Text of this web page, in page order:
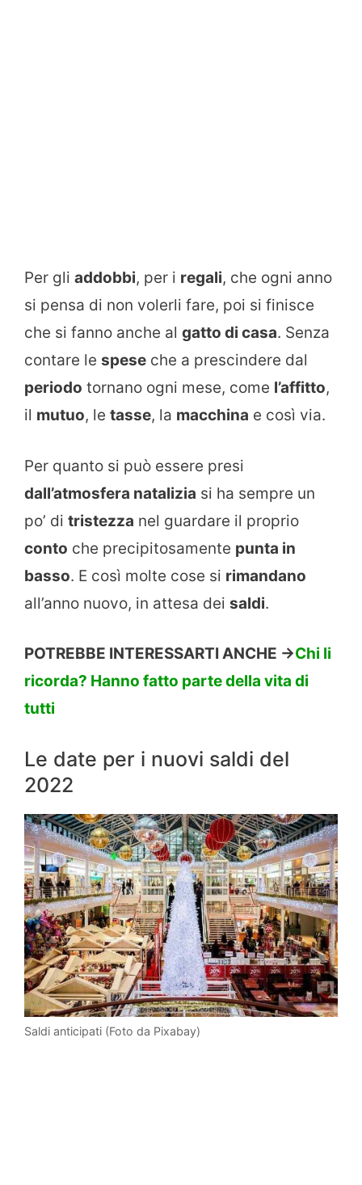
Per gli addobbi, per i regali, che ogni anno
si pensa di non volerli fare, poi si finisce
che si fanno anche al gatto di casa. Senza
contare le spese che a prescindere dal
periodo tornano ogni mese, come l’affitto,
il mutuo, le tasse, la macchina e così via.
Per quanto si può essere presi
dall’atmosfera natalizia si ha sempre un
po’ di tristezza nel guardare il proprio
conto che precipitosamente punta in
basso. E così molte cose si rimandano
all’anno nuovo, in attesa dei saldi.
POTREBBE INTERESSARTI ANCHE ->Chi li
ricorda? Hanno fatto parte della vita di
tutti
Le date per i nuovi saldi del
2022
Saldi anticipati (Foto da Pixabay)